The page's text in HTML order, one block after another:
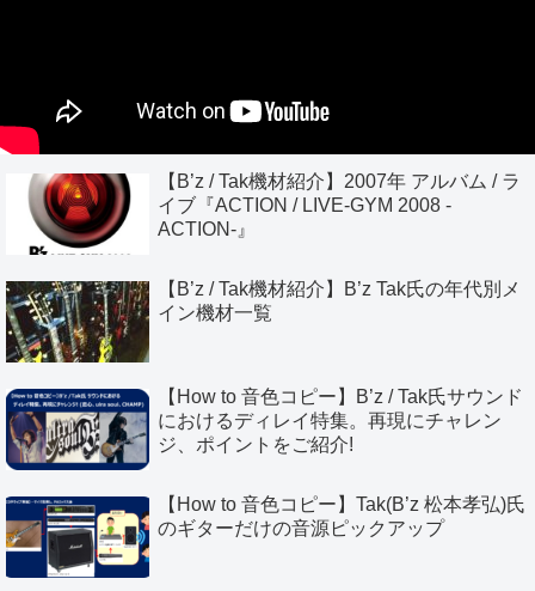
【B’z / Tak機材紹介】2007年 アルバム / ラ
イブ『ACTION / LIVE-GYM 2008 -
ACTION-』
【B’z / Tak機材紹介】B’z Tak氏の年代別メ
イン機材一覧
【How to 音色コピー】B’z / Tak氏サウンド
におけるディレイ特集。再現にチャレン
ジ、ポイントをご紹介!
【How to 音色コピー】Tak(B’z 松本孝弘)氏
のギターだけの音源ピックアップ